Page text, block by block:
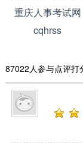
重庆人事考试网
cqhrss
87022人参与点评打